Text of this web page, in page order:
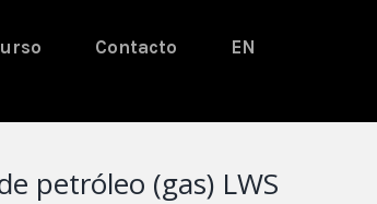
Contacto EN
petróleo (gas) LWS